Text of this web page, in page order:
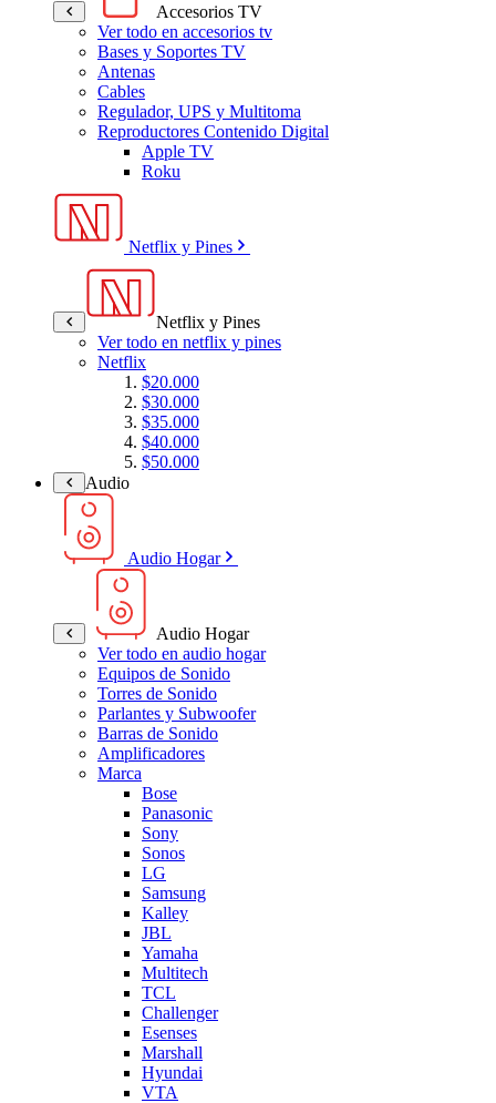
Accesorios TV
Ver todo en accesorios tv
Bases y Soportes TV
Antenas
Cables
Regulador, UPS y Multitoma
Reproductores Contenido Digital
Apple TV
Roku
Netflix y Pines
Netflix y Pines
Ver todo en netflix y pines
Netflix
$20.000
$30.000
$35.000
$40.000
$50.000
Audio
Audio Hogar
Audio Hogar
Ver todo en audio hogar
Equipos de Sonido
Torres de Sonido
Parlantes y Subwoofer
Barras de Sonido
Amplificadores
Marca
Bose
Panasonic
Sony
Sonos
LG
Samsung
Kalley
JBL
Yamaha
Multitech
TCL
Challenger
Esenses
Marshall
Hyundai
VTA